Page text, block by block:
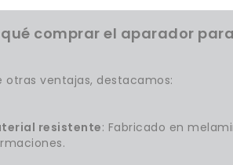
qué comprar el aparador
otras ventajas, destacamos:
resistente: Fabricado en